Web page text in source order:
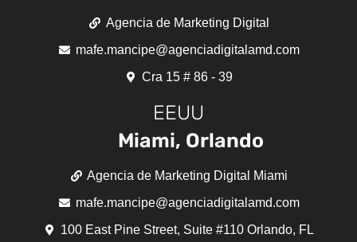
Agencia de Marketing Digital
mafe.mancipe@agenciadigitalamd.com
Cra 15 # 86 - 39
EEUU
Miami, Orlando
Agencia de Marketing Digital Miami
mafe.mancipe@agenciadigitalamd.com
100 East Pine Street, Suite #110 Orlando, FL